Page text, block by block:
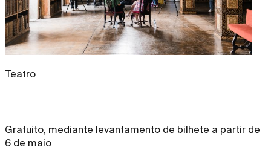
Teatro
Gratuito, mediante levantamento de bilhete a partir de
6 de maio